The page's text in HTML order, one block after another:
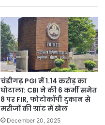
चंडीगढ़ PGI में 1.14 करोड़ का
घोटाला: CBI ने की 6 कर्मी समेत
8 पर FIR, फोटोकॉपी दुकान से
मरीजों की ग्रांट में खेल
December 20, 2025